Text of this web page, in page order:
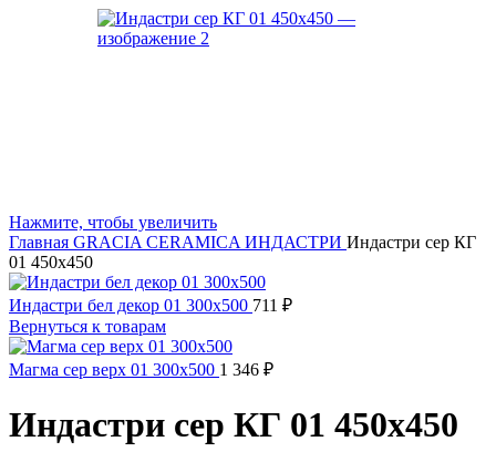
Нажмите, чтобы увеличить
Главная GRACIA CERAMICA ИНДАСТРИ Индастри сер КГ
01 450х450
Индастри бел декор 01 300х500 711 ₽
Вернуться к товарам
Магма сер верх 01 300х500 1 346 ₽
Индастри сер КГ 01 450х450